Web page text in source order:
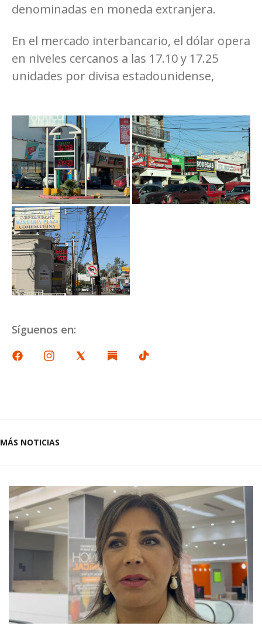
denominadas en moneda extranjera.
En el mercado interbancario, el dólar opera
en niveles cercanos a las 17.10 y 17.25
unidades por divisa estadounidense,
Síguenos en:
MÁS NOTICIAS